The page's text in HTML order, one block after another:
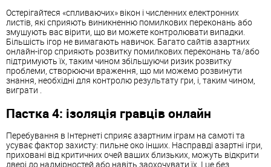
Остерігайтеся «спливаючих» вікон і численних електронних
листів, які сприяють виникненню помилкових переконань або
змушують вас вірити, що ви можете контролювати випадки.
Більшість ігор не вимагають навичок. Багато сайтів азартних
онлайн-ігор сприяють розвитку помилкових переконань та/або
підтримують їх, таким чином збільшуючи ризик розвитку
проблеми, створюючи враження, що ми можемо розвинути
знання, необхідні для контролю результату гри, і, таким чином,
виграти .
Пастка 4: ізоляція гравців онлайн
Перебування в Інтернеті сприяє азартним іграм на самоті та
усуває фактор захисту: пильне око інших. Насправді азартні ігри,
приховані від критичних очей ваших близьких, можуть відкрити
двері до надмірностей або навіть заохочувати їх. І це без